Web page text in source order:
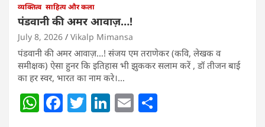
व्यक्तित्व साहित्य और कला
पंडवानी की अमर आवाज़…!
July 8, 2026 Vikalp Mimansa
पंडवानी की अमर आवाज़…! संजय एम तराणेकर (कवि, लेखक व
समीक्षक) ऐसा हुनर कि इतिहास भी झुककर सलाम करें , डॉ तीजन बाई
का हर स्वर, भारत का नाम करे।…
W F T Li E